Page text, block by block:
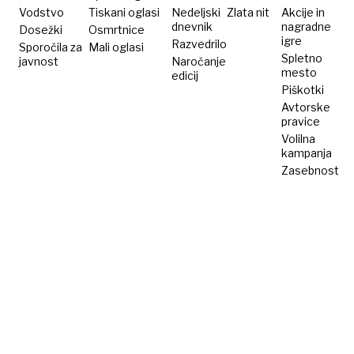
Vodstvo
Dosežki
Sporočila za
javnost
Tiskani oglasi
Osmrtnice
Mali oglasi
Nedeljski
dnevnik
Razvedrilo
Naročanje
edicij
Zlata nit
Akcije in
nagradne
igre
Spletno
mesto
Piškotki
Avtorske
pravice
Volilna
kampanja
Zasebnost